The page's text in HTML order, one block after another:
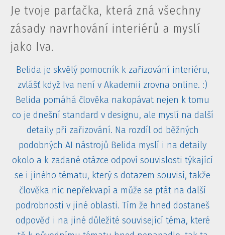
Je tvoje parťačka, která zná všechny
zásady navrhování interiérů a myslí
jako Iva.
Belida je skvělý pomocník k zařizování interiéru,
zvlášť když Iva není v Akademii zrovna online. :)
Belida pomáhá člověka nakopávat nejen k tomu
co je dnešní standard v designu, ale myslí na další
detaily při zařizování. Na rozdíl od běžných
podobných AI nástrojů Belida myslí i na detaily
okolo a k zadané otázce odpoví souvislosti týkající
se i jiného tématu, který s dotazem souvisí, takže
člověka nic nepřekvapí a může se ptát na další
podrobnosti v jiné oblasti. Tím že hned dostaneš
odpověď i na jiné důležité související téma, které